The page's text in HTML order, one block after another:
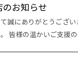
お知らせ
誠にありがとうござ
皆様の温かいご支援